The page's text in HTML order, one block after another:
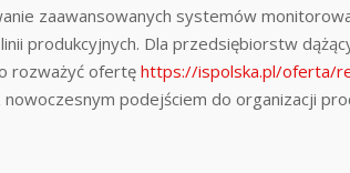
zaawansowanych systemów
produkcyjnych. Dla przedsiębiorstw
rozważyć ofertę https://ispolska.pl/oferta/
podejściem do organizacji